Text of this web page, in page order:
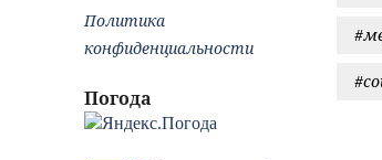
Политика
конфиденциальности
Погода